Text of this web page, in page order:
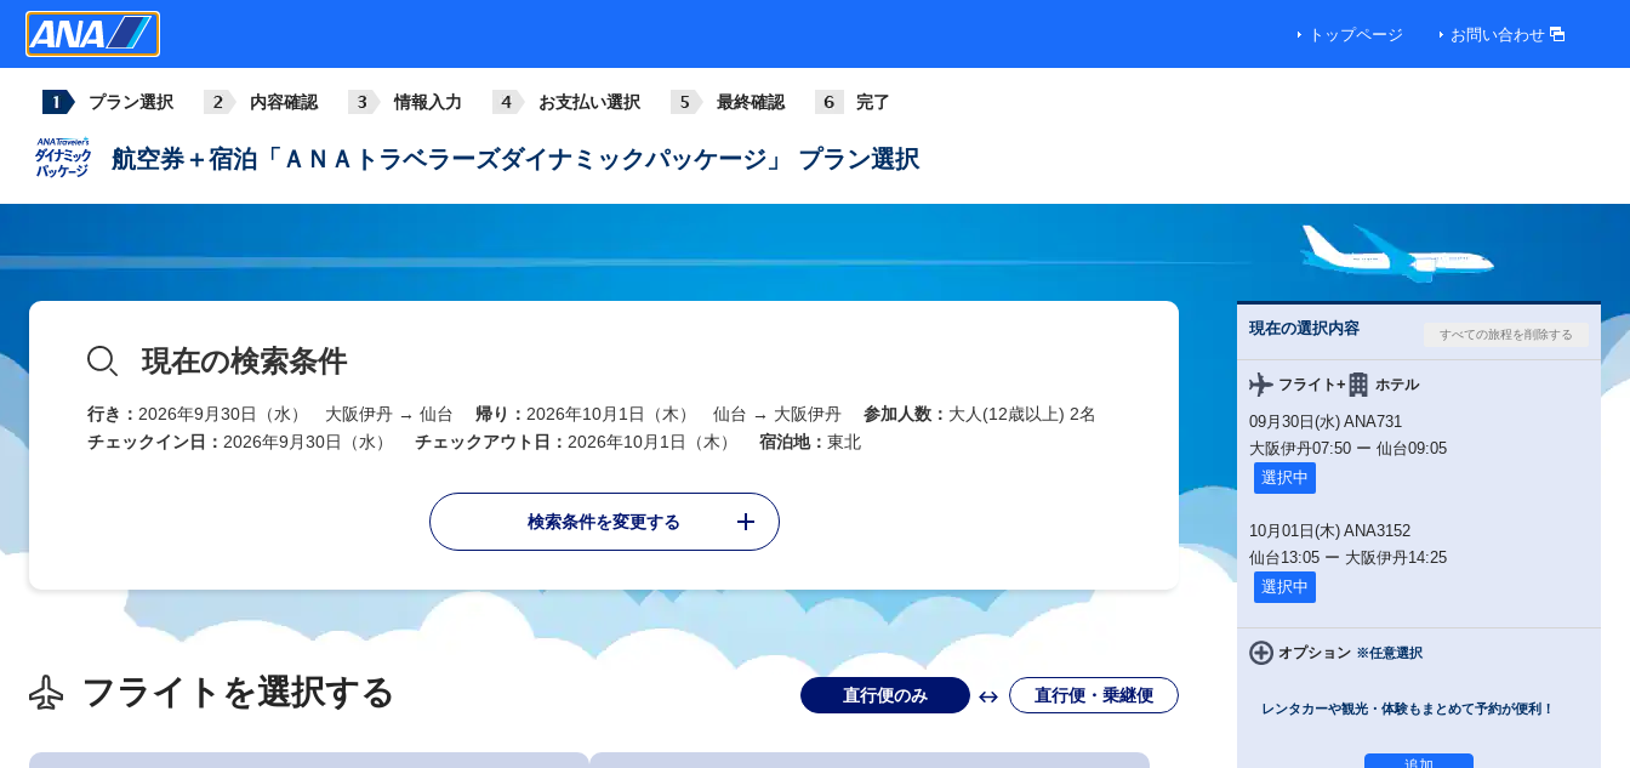
トップページ お問い合わせ
プラン選択 内容確認 情報入力 お支払い選択 最終確認 完了
航空券＋宿泊「ＡＮＡトラベラーズダイナミックパッケージ」 プラン選択
現在の検索条件
行き： 2026年9月30日（水） 大阪伊丹 → 仙台 帰り： 2026年10月1日（木） 仙台 → 大阪伊丹 参加人数： 大人(12歳以上) 2名
チェックイン日： 2026年9月30日（水） チェックアウト日： 2026年10月1日（木） 宿泊地： 東北
検索条件を変更する
フライトを選択する 直行便のみ 直行便・乗継便
ANA732
現在の選択内容
フライト+ ホテル
09月30日(水) ANA731
大阪伊丹07:50 ー 仙台09:05
選択中
10月01日(木) ANA3152
仙台13:05 ー 大阪伊丹14:25
選択中
オプション ※任意選択
レンタカーや観光・体験もまとめて予約が便利！